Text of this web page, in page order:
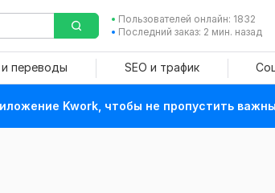
Пользователей онлайн: 1832
Последний заказ: 2 мин. назад
переводы SEO и трафик
Kwork, чтобы не пропустить